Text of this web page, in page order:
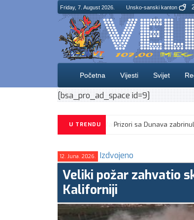
Friday, 7. August 2026. Unsko-sanski kanton
Početna Vijesti Svijet
[bsa_pro_ad_space id=9]
U TRENDU
12. Juna. 2026. Izdvojeno
Veliki požar zahvatio
Kaliforniji